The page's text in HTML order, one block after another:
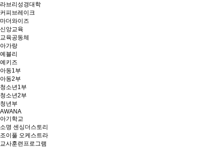
라브리성경대학
커피브레이크
마더와이즈
신앙교육
교육공동체
아가랑
예블리
예키즈
아동1부
아동2부
청소년1부
청소년2부
청년부
AWANA
아기학교
소명 센싱더스토리
조이풀 오케스트라
교사훈련프로그램